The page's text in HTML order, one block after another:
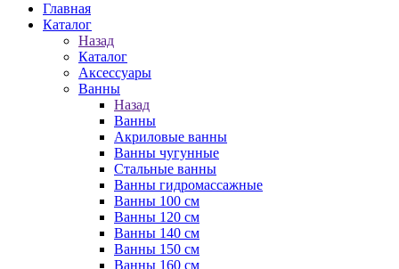
Главная
Каталог
Назад
Каталог
Аксессуары
Ванны
Назад
Ванны
Акриловые ванны
Ванны чугунные
Стальные ванны
Ванны гидромассажные
Ванны 100 см
Ванны 120 см
Ванны 140 см
Ванны 150 см
Ванны 160 см